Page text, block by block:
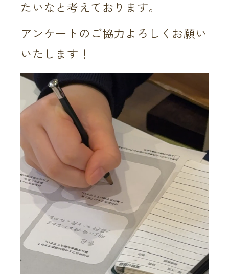
たいなと考えております。
アンケートのご協力よろしくお願い
いたします！